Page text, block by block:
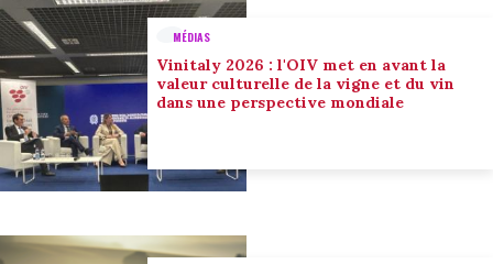
MÉDIAS
Vinitaly 2026 : l'OIV met en avant la
valeur culturelle de la vigne et du vin
dans une perspective mondiale